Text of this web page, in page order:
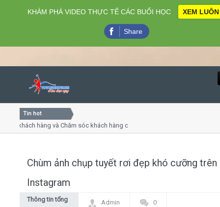
Close
Home
Tin hot
hàng và Chăm sóc khách hàng chuyên nghiệp
Chùm ảnh chụp tuyết rơi đẹp khó cưỡng trên
Instagram
Thông tin tổng
Admin 0
KHÁM PHÁ VIDEO THỰC TẾ CÁC BUỔI HỌC XEM LUÔN
Share